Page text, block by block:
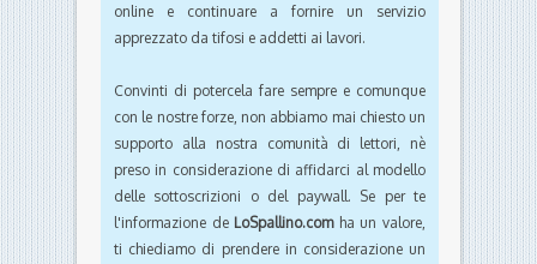
online e continuare a fornire un servizio
apprezzato da tifosi e addetti ai lavori.
Convinti di potercela fare sempre e comunque
con le nostre forze, non abbiamo mai chiesto un
supporto alla nostra comunità di lettori, nè
preso in considerazione di affidarci al modello
delle sottoscrizioni o del paywall. Se per te
l'informazione de LoSpallino.comha un valore,
ti chiediamo di prendere in considerazione un